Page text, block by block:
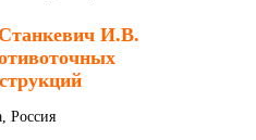
И.В.
Россия